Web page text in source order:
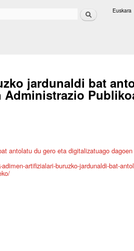
Bilatu Euskara
jardunaldi bat
antolatu du gero eta digitalizatuago
artifizialari-buruzko-jardunaldi-bat-